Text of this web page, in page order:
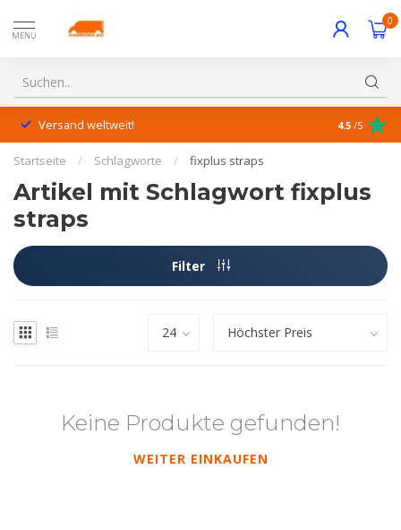
MENU
0
Versand weltweit! 4.5 /5
Startseite / Schlagworte / fixplus straps
Artikel mit Schlagwort fixplus
straps
Filter
Keine Produkte gefunden!
WEITER EINKAUFEN